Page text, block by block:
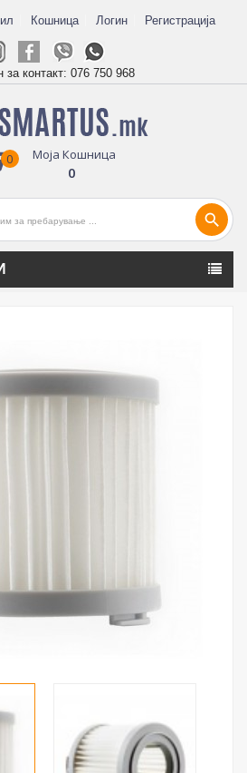
Кошница Логин Регистрација
контакт: 076 750 968
Моја Кошница
0
0
search